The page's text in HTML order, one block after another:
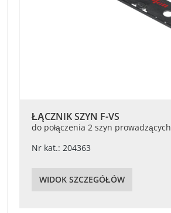
ŁĄCZNIK SZYN F-VS
do połączenia 2 szyn prowadzących
Nr kat.: 204363
WIDOK SZCZEGÓŁÓW